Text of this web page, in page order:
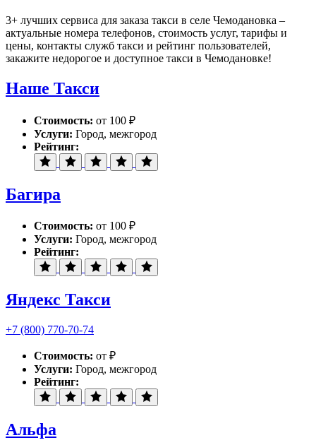
3+ лучших сервиса для заказа такси в селе Чемодановка –
актуальные номера телефонов, стоимость услуг, тарифы и
цены, контакты служб такси и рейтинг пользователей,
закажите недорогое и доступное такси в Чемодановке!
Наше Такси
Стоимость: от 100 ₽
Услуги: Город, межгород
Рейтинг:
Багира
Стоимость: от 100 ₽
Услуги: Город, межгород
Рейтинг:
Яндекс Такси
+7 (800) 770-70-74
Стоимость: от ₽
Услуги: Город, межгород
Рейтинг:
Альфа